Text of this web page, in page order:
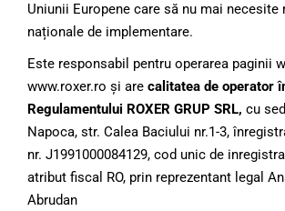
Uniunii Europene care să nu mai necesite
naționale de implementare.
Este responsabil pentru operarea paginii
www.roxer.ro și are calitatea de operator
Regulamentului ROXER GRUP SRL, cu
Napoca, str. Calea Baciului nr.1-3,
nr. J1991000084129, cod unic de
atribut fiscal RO, prin reprezentant legal
Abrudan